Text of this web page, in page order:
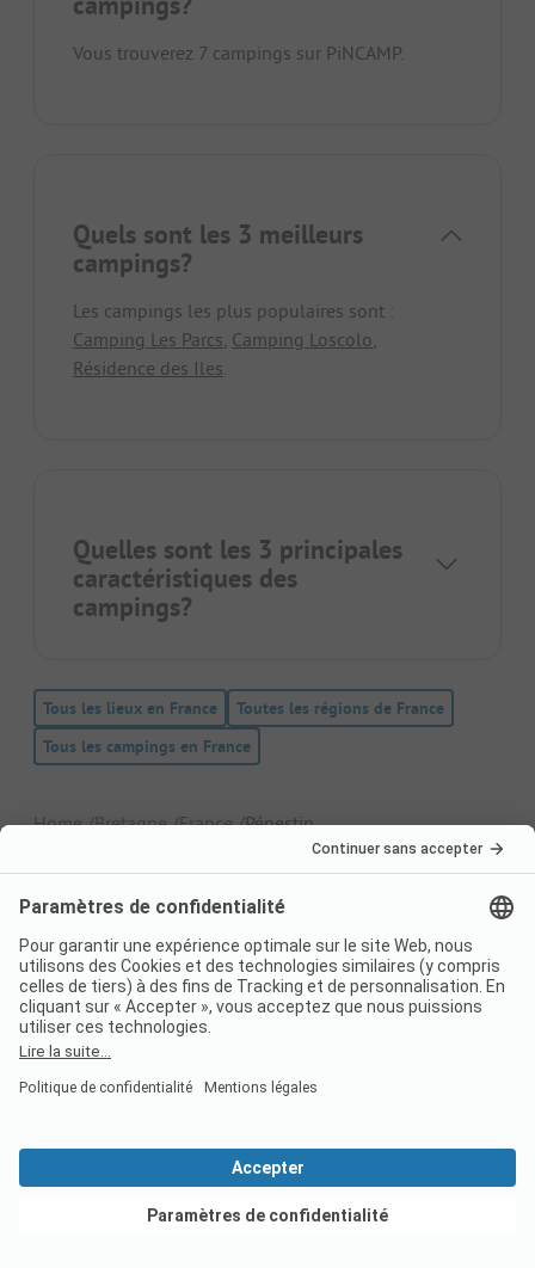
Vous trouverez 7 campings sur PiNCAMP.
Quels sont les 3 meilleurs
campings?
Les campings les plus populaires sont :
Camping Les Parcs, Camping Loscolo,
Résidence des Iles.
Quelles sont les 3 principales
caractéristiques des
campings?
Tous les lieux en France
Toutes les régions de France
Tous les campings en France
Home Bretagne France Pénestin
France
Italie
Croatie